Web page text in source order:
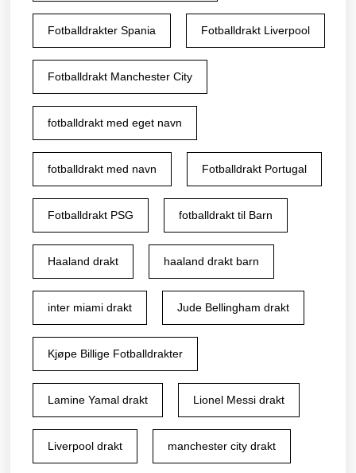
Fotballdrakter Spania Fotballdrakt Liverpool
Fotballdrakt Manchester City
fotballdrakt med eget navn
fotballdrakt med navn Fotballdrakt Portugal
Fotballdrakt PSG fotballdrakt til Barn
Haaland drakt haaland drakt barn
inter miami drakt Jude Bellingham drakt
Kjøpe Billige Fotballdrakter
Lamine Yamal drakt Lionel Messi drakt
Liverpool drakt manchester city drakt